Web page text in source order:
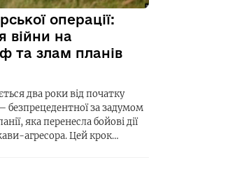
операції:
війни на
та злам планів
два роки від початку
безпрецедентної за задумом
яка перенесла бойові дії
агресора. Цей крок…